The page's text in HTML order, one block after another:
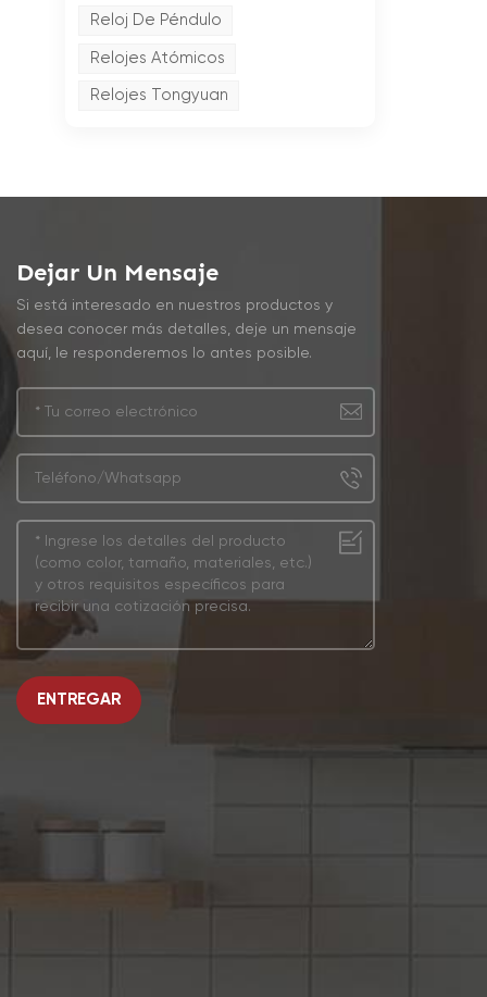
Reloj De Péndulo
Relojes Atómicos
Relojes Tongyuan
Dejar Un Mensaje
Si está interesado en nuestros productos y
desea conocer más detalles, deje un mensaje
aquí, le responderemos lo antes posible.
ENTREGAR